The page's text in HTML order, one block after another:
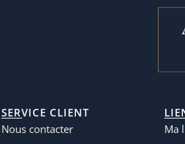
SERVICE CLIENT
Nous contacter
Ma